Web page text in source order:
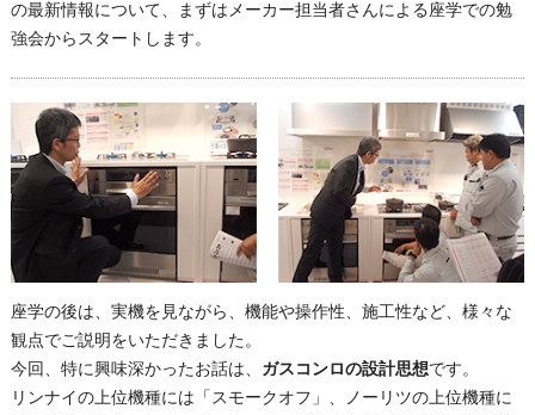
の最新情報について、まずはメーカー担当者さんによる座学での勉
強会からスタートします。
座学の後は、実機を見ながら、機能や操作性、施工性など、様々な
観点でご説明をいただきました。
今回、特に興味深かったお話は、 ガスコンロの設計思想です。
リンナイの上位機種には「スモークオフ」、ノーリツの上位機種に